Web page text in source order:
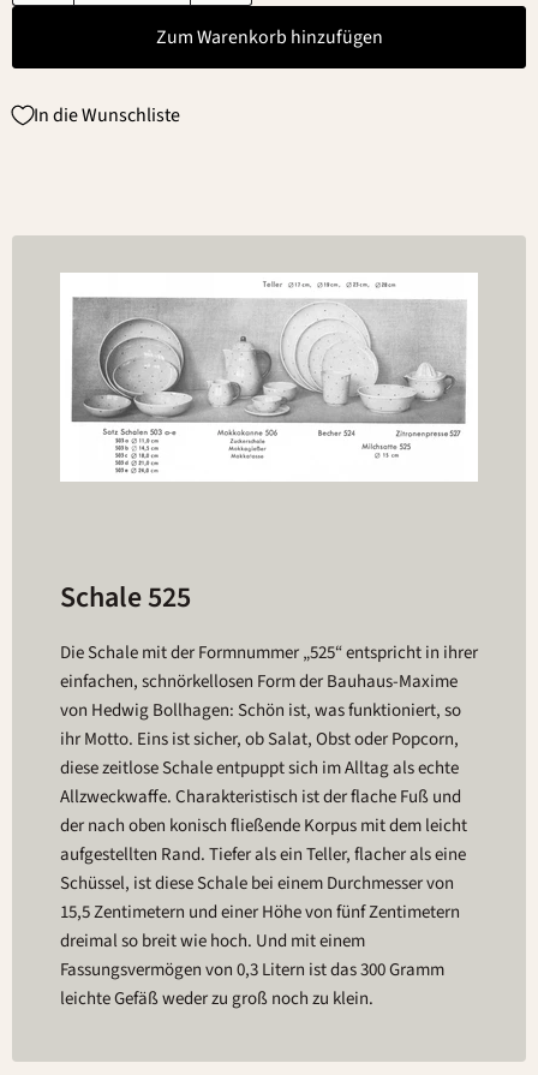
Zum Warenkorb hinzufügen
In die Wunschliste
Schale 525
Die Schale mit der Formnummer „525“ entspricht in ihrer
einfachen, schnörkellosen Form der Bauhaus-Maxime
von Hedwig Bollhagen: Schön ist, was funktioniert, so
ihr Motto. Eins ist sicher, ob Salat, Obst oder Popcorn,
diese zeitlose Schale entpuppt sich im Alltag als echte
Allzweckwaffe. Charakteristisch ist der flache Fuß und
der nach oben konisch fließende Korpus mit dem leicht
aufgestellten Rand. Tiefer als ein Teller, flacher als eine
Schüssel, ist diese Schale bei einem Durchmesser von
15,5 Zentimetern und einer Höhe von fünf Zentimetern
dreimal so breit wie hoch. Und mit einem
Fassungsvermögen von 0,3 Litern ist das 300 Gramm
leichte Gefäß weder zu groß noch zu klein.